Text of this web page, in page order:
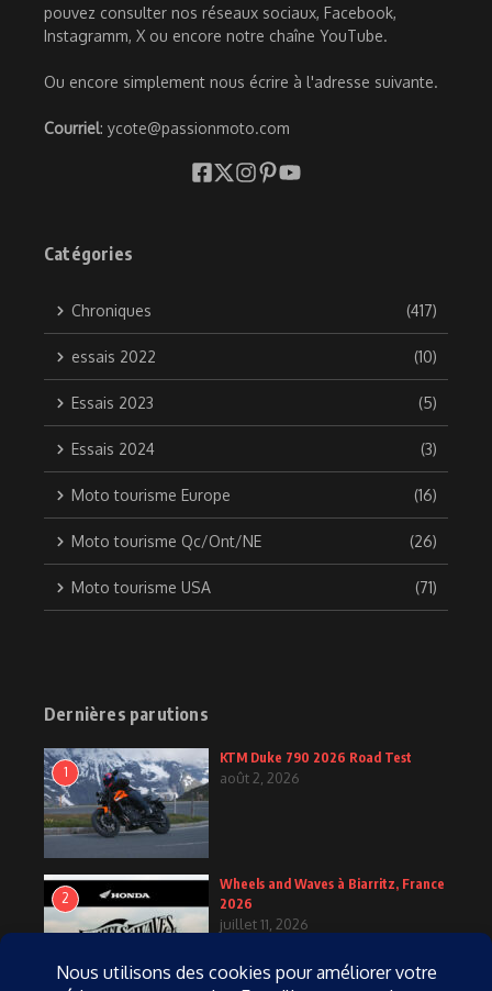
pouvez consulter nos réseaux sociaux, Facebook,
Instagramm, X ou encore notre chaîne YouTube.
Ou encore simplement nous écrire à l'adresse suivante.
Courriel: ycote@passionmoto.com
Catégories
Chroniques (417)
essais 2022 (10)
Essais 2023 (5)
Essais 2024 (3)
Moto tourisme Europe (16)
Moto tourisme Qc/Ont/NE (26)
Moto tourisme USA (71)
Dernières parutions
1
KTM Duke 790 2026 Road Test
août 2, 2026
2
Wheels and Waves à Biarritz, France
2026
juillet 11, 2026